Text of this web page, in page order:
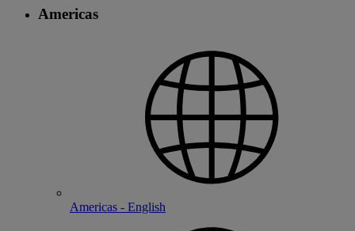
Americas
Americas - English